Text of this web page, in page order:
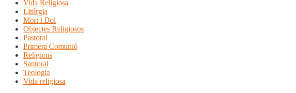
Vida Religiosa
Litúrgia
Mort i Dol
Objectes Religiosos
Pastoral
Primera Comunió
Religions
Santoral
Teologia
Vida religiosa